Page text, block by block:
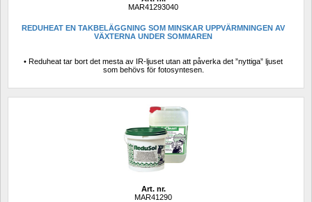
MAR41293040
REDUHEAT EN TAKBELÄGGNING SOM MINSKAR UPPVÄRMNINGEN AV
VÄXTERNA UNDER SOMMAREN
• Reduheat tar bort det mesta av IR-ljuset utan att påverka det ”nyttiga” ljuset
som behövs för fotosyntesen.
Art. nr.
MAR41290